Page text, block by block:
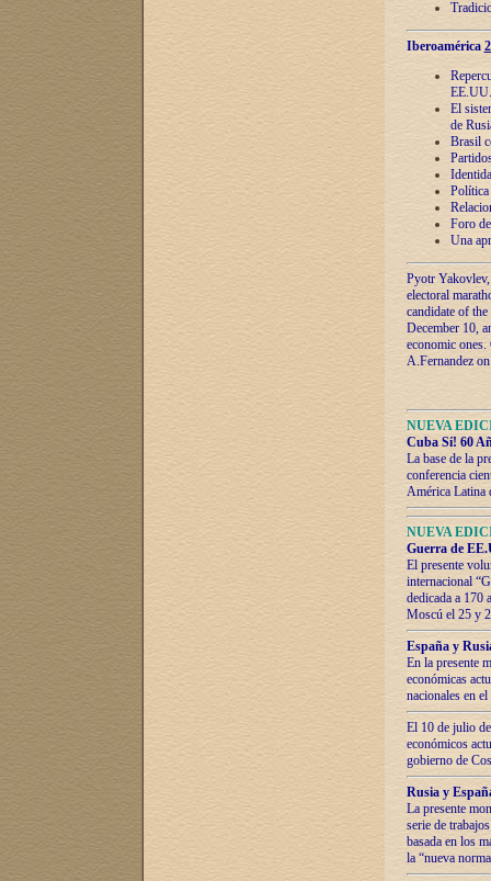
Iberoamérica
EE.UU.
El
de
Brasil
Política
Foro
Una
Pyotr
electoral
candidate of
December 10,
economic
A.Fernandez
NUEVA
Cuba Sí! 60
La base de la
conferencia
América Latina
NUEVA
Guerra de
El presente
internacional
dedicada a 170
Moscú el 25 y
España y
En la presente
económicas
nacionales en
El 10 de julio
económicos
gobierno de
Rusia y
La presente
serie de
basada en los
la “nueva